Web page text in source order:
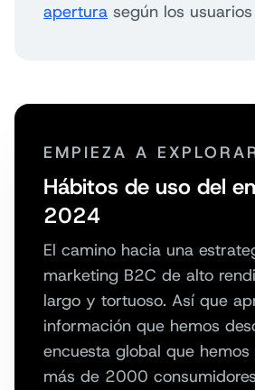
apertura según los
EMPIEZA A
Hábitos de uso del
2024
El camino hacia una
marketing B2C de alto
largo y tortuoso. Así que
información que hemos
encuesta global que hemos
más de 2000